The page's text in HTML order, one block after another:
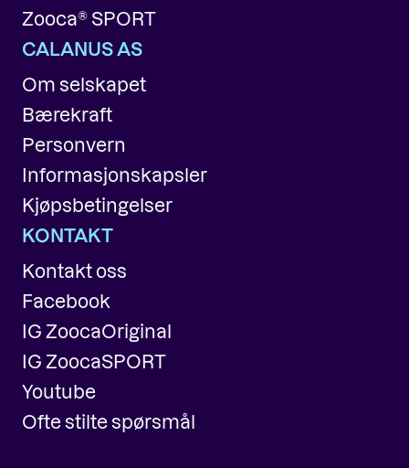
Zooca® SPORT
CALANUS AS
Om selskapet
Bærekraft
Personvern
Informasjonskapsler
Kjøpsbetingelser
KONTAKT
Kontakt oss
Facebook
IG ZoocaOriginal
IG ZoocaSPORT
Youtube
Ofte stilte spørsmål